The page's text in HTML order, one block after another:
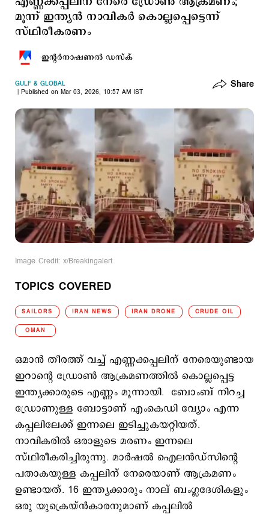
മൂന്ന് ഇന്ത്യന്‍ നാവികര്‍ കൊല്ലപ്പെട്ടെന്ന്
സ്ഥിരീകരണം
ഇന്‍റര്‍നാഷണല്‍ ഡസ്ക്
GULF & GLOBAL
Published on Mar 03, 2026, 10:57 AM IST
Share
Image Credit: x/Breakingalert
TOPICS COVERED
SAILORS IRAN NEWS IRAN DRONE CRUDE OIL
OMAN
ഒമാന്‍ തീരത്ത് വച്ച് എണ്ണക്കപ്പലിന് നേരെയുണ്ടായ
ഇറാന്‍റെ ഡ്രോണ്‍ ആക്രമണത്തില്‍ കൊല്ലപ്പെട്ട
ഇന്ത്യക്കാരുടെ എണ്ണം മൂന്നായി. ബോംബ് നിറച്ച
ഡ്രോണുള്ള ബോട്ടാണ് എംകെഡി വ്യോം എന്ന
കപ്പലിലേക്ക് ഇന്നലെ ഇടിച്ചുകയറ്റിയത്.
നാവികരില്‍ ഒരാളുടെ മരണം ഇന്നലെ
സ്ഥിരീകരിച്ചിരുന്നു. മാര്‍ഷല്‍ ഐലന്‍ഡ്സിന്‍റെ
പതാകയുള്ള കപ്പലിന് നേരെയാണ് ആക്രമണം
ഉണ്ടായത്. 16 ഇന്ത്യക്കാരും നാല് ബംഗ്ലദേശികളും
ഒരു യുക്രെയ്ന്‍കാരനുമാണ് കപ്പലില്‍